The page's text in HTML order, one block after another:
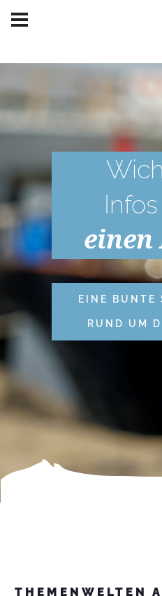
Infos
einen
EINE BUNTE
RUND UM
THEMENWELTEN